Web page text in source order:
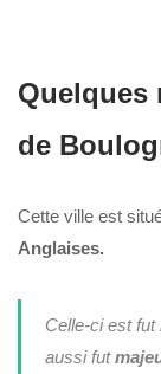
Quelques
de
Cette ville est
Anglaises.
Celle-ci est fut
aussi fut